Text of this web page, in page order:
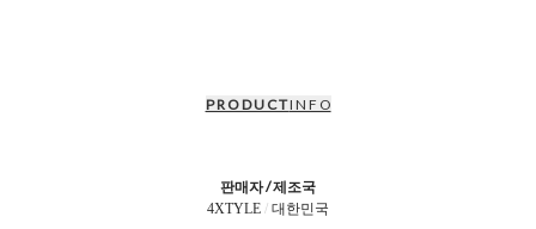
P R O D U C TI N F O
판매자 / 제조국
4XTYLE / 대한민국